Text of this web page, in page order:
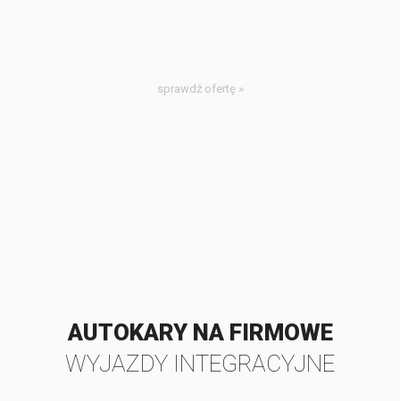
sprawdź ofertę »
AUTOKARY NA FIRMOWE
WYJAZDY INTEGRACYJNE